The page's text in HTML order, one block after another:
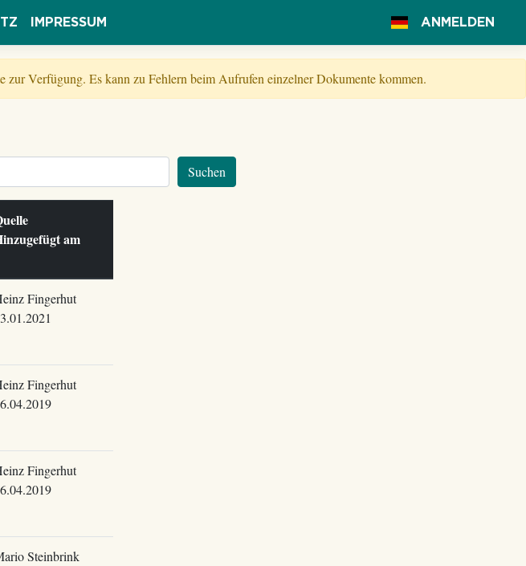
IMPRESSUM ANMELDEN
Verfügung. Es kann zu Fehlern beim Aufrufen einzelner Dokumente kommen.
Suchen
am
Fingerhut
Fingerhut
Fingerhut
Steinbrink